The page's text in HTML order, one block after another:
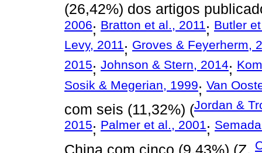
(26,42%) dos artigos
2006; Bratton et al., 2011 ; Butler
Levy, 2011; Groves & Feyerherm,
2015; Johnson & Stern, 2014;
Sosik & Megerian, 1999; Van
com seis (11,32%) (Jordan &
2015; Palmer et al., 2001;
China com cinco (9,43%) (Z.